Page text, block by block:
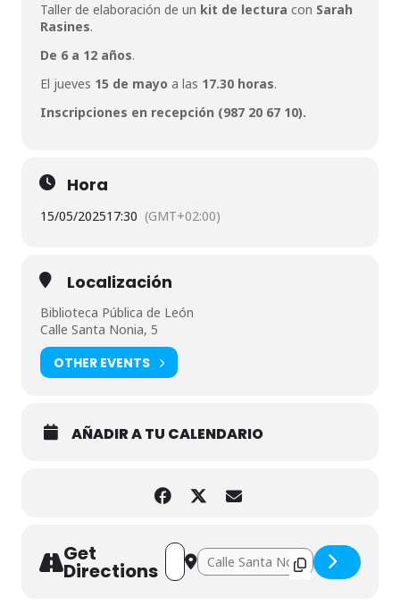
Taller de elaboración de un kit de lectura con Sarah
Rasines.
De 6 a 12 años.
El jueves 15 de mayo a las 17.30 horas.
Inscripciones en recepción (987 20 67 10).
Hora
15/05/202517:30 (GMT+02:00)
Localización
Biblioteca Pública de León
Calle Santa Nonia, 5
OTHER EVENTS
AÑADIR A TU CALENDARIO
Get
Directions
Address - Elaboración de un kit de
Destination Address -